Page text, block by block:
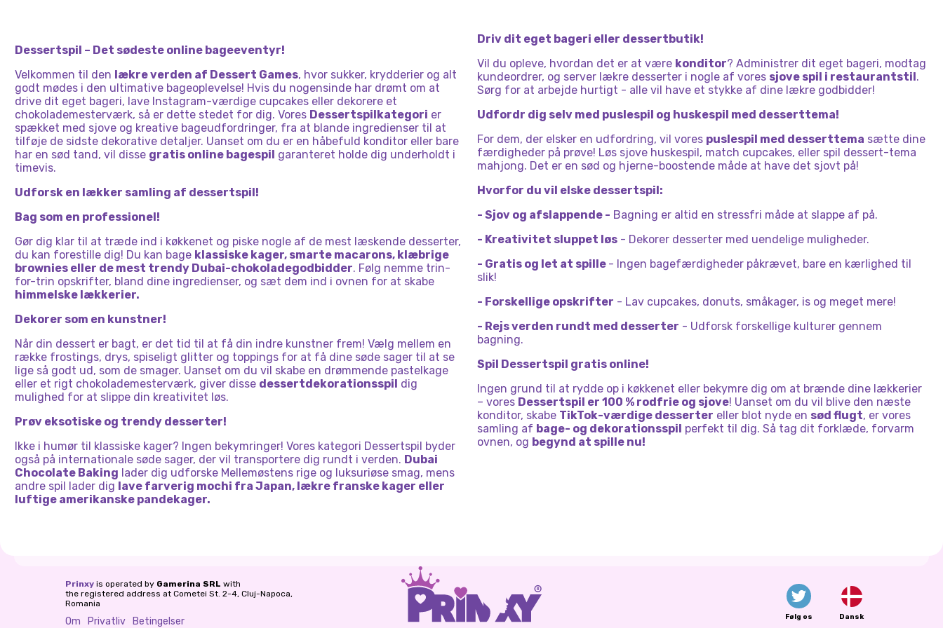
Dessertspil – Det sødeste online bageeventyr!
Velkommen til den lækre verden af ​​Dessert Games, hvor sukker, krydderier og alt
godt mødes i den ultimative bageoplevelse! Hvis du nogensinde har drømt om at
drive dit eget bageri, lave Instagram-værdige cupcakes eller dekorere et
chokolademesterværk, så er dette stedet for dig. Vores Dessertspilkategori er
spækket med sjove og kreative bageudfordringer, fra at blande ingredienser til at
tilføje de sidste dekorative detaljer. Uanset om du er en håbefuld konditor eller bare
har en sød tand, vil disse gratis online bagespil garanteret holde dig underholdt i
timevis.
Udforsk en lækker samling af dessertspil!
Bag som en professionel!
Gør dig klar til at træde ind i køkkenet og piske nogle af de mest læskende desserter,
du kan forestille dig! Du kan bage klassiske kager, smarte macarons, klæbrige
brownies eller de mest trendy Dubai-chokoladegodbidder. Følg nemme trin-
for-trin opskrifter, bland dine ingredienser, og sæt dem ind i ovnen for at skabe
himmelske lækkerier.
Dekorer som en kunstner!
Når din dessert er bagt, er det tid til at få din indre kunstner frem! Vælg mellem en
række frostings, drys, spiseligt glitter og toppings for at få dine søde sager til at se
lige så godt ud, som de smager. Uanset om du vil skabe en drømmende pastelkage
eller et rigt chokolademesterværk, giver disse dessertdekorationsspil dig
mulighed for at slippe din kreativitet løs.
Prøv eksotiske og trendy desserter!
Ikke i humør til klassiske kager? Ingen bekymringer! Vores kategori Dessertspil byder
også på internationale søde sager, der vil transportere dig rundt i verden. Dubai
Chocolate Baking lader dig udforske Mellemøstens rige og luksuriøse smag, mens
andre spil lader dig lave farverig mochi fra Japan, lækre franske kager eller
luftige amerikanske pandekager.
Driv dit eget bageri eller dessertbutik!
Vil du opleve, hvordan det er at være konditor? Administrer dit eget bageri, modtag
kundeordrer, og server lækre desserter i nogle af vores sjove spil i restaurantstil.
Sørg for at arbejde hurtigt - alle vil have et stykke af dine lækre godbidder!
Udfordr dig selv med puslespil og huskespil med desserttema!
For dem, der elsker en udfordring, vil vores puslespil med desserttema sætte dine
færdigheder på prøve! Løs sjove huskespil, match cupcakes, eller spil dessert-tema
mahjong. Det er en sød og hjerne-boostende måde at have det sjovt på!
Hvorfor du vil elske dessertspil:
- Sjov og afslappende - Bagning er altid en stressfri måde at slappe af på.
- Kreativitet sluppet løs - Dekorer desserter med uendelige muligheder.
- Gratis og let at spille - Ingen bagefærdigheder påkrævet, bare en kærlighed til
slik!
- Forskellige opskrifter - Lav cupcakes, donuts, småkager, is og meget mere!
- Rejs verden rundt med desserter - Udforsk forskellige kulturer gennem
bagning.
Spil Dessertspil gratis online!
Ingen grund til at rydde op i køkkenet eller bekymre dig om at brænde dine lækkerier
– vores Dessertspil er 100 % rodfrie og sjove! Uanset om du vil blive den næste
konditor, skabe TikTok-værdige desserter eller blot nyde en sød flugt, er vores
samling af bage- og dekorationsspil perfekt til dig. Så tag dit forklæde, forvarm
ovnen, og begynd at spille nu!
Prinxyis operated by Gamerina SRL with
the registered address at Cometei St. 2-4, Cluj-Napoca,
Romania
Om Privatliv Betingelser Følg os Dansk